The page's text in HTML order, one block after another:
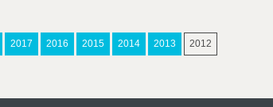
2017 2016 2015 2014 2013 2012